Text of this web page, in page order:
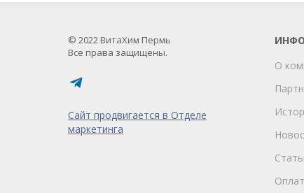
О
© 2022 ВитаХим Пермь
Все права защищены.
Сайт продвигается в Отделе
маркетинга